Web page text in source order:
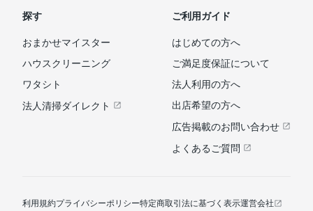
探す
おまかせマイスター
ハウスクリーニング
ワタシト
法人清掃ダイレクト
ご利用ガイド
はじめての方へ
ご満足度保証について
法人利用の方へ
出店希望の方へ
広告掲載のお問い合わせ
よくあるご質問
利用規約プライバシーポリシー特定商取引法に基づく表示運営会社